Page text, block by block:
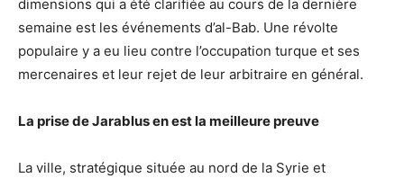
dimensions qui a été clarifiée au cours de la dernière
semaine est les événements d’al-Bab. Une révolte
populaire y a eu lieu contre l’occupation turque et ses
mercenaires et leur rejet de leur arbitraire en général.
La prise de Jarablus en est la meilleure preuve
La ville, stratégique située au nord de la Syrie et